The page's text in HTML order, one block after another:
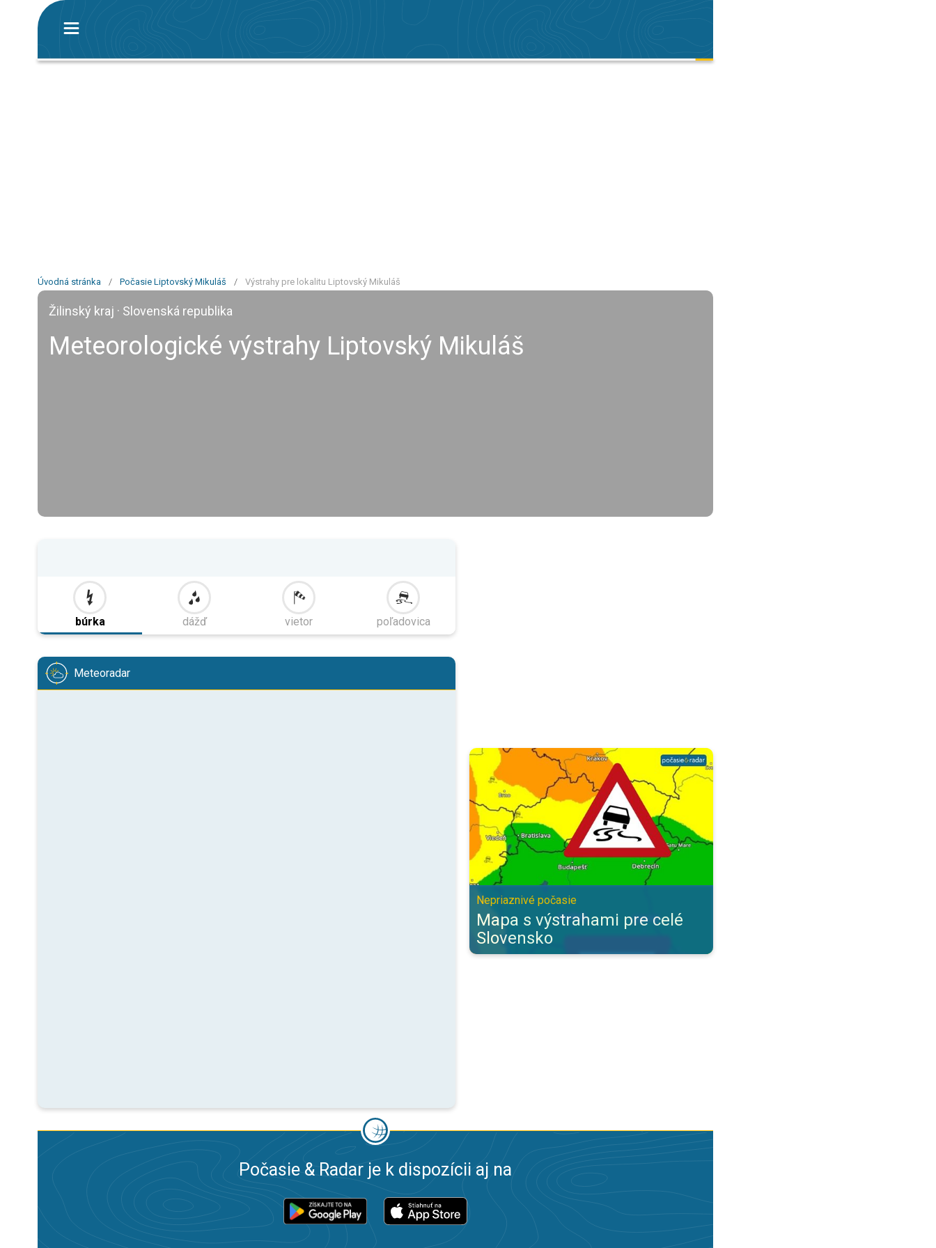
Úvodná stránka / Počasie Liptovský Mikuláš / Výstrahy pre lokalitu Liptovský Mikuláš
Žilinský kraj · Slovenská republika
Meteorologické výstrahy Liptovský Mikuláš
búrka dážď vietor poľadovica
Meteoradar
Mapa s výstrahami pre celé Slovensko. Nepriaznivé počasie. . .
Nepriaznivé počasie
Mapa s výstrahami pre celé
Slovensko
Počasie & Radar je k dispozícii aj na